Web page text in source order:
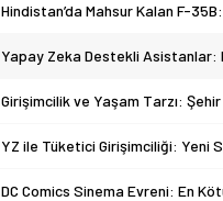
Hindistan’da Mahsur Kalan F-35B: Jeopolitik Sonuçları
Yapay Zeka Destekli Asistanlar: Elon Musk’tan Romantik Bir Hamle
Girişimcilik ve Yaşam Tarzı: Şehir Değişiminin Nedenleri ve Etkileri
YZ ile Tüketici Girişimciliği: Yeni Sosyal
DC Comics Sinema Evreni: En Kötülerden En İyilerine Bir